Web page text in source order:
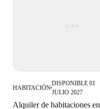
HABITACIÓN■
DISPONIBLE 01
JULIO 2027
Alquiler de habitaciones en